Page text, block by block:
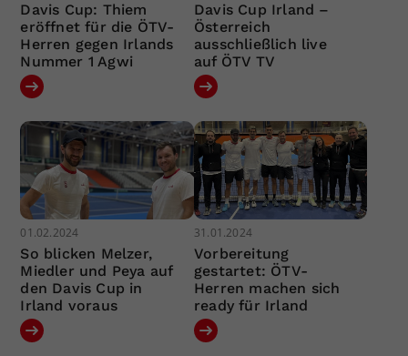
Davis Cup: Thiem
eröffnet für die ÖTV-
Herren gegen Irlands
Nummer 1 Agwi
Davis Cup Irland –
Österreich
ausschließlich live
auf ÖTV TV
01.02.2024
So blicken Melzer,
Miedler und Peya auf
den Davis Cup in
Irland voraus
31.01.2024
Vorbereitung
gestartet: ÖTV-
Herren machen sich
ready für Irland